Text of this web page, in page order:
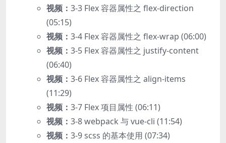
视频： 3-3 Flex 容器属性之 flex-direction
(05:15)
视频： 3-4 Flex 容器属性之 flex-wrap (06:00)
视频： 3-5 Flex 容器属性之 justify-content
(06:40)
视频： 3-6 Flex 容器属性之 align-items
(11:29)
视频： 3-7 Flex 项目属性 (06:11)
视频： 3-8 webpack 与 vue-cli (11:54)
视频： 3-9 scss 的基本使用 (07:34)